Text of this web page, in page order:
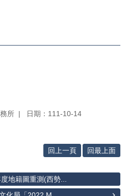
所
日期：111-10-14
回上一頁 回最上面
地籍圖重測(西勢...